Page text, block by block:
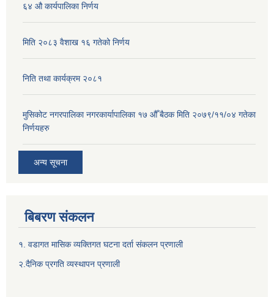
६४ औ कार्यपालिका निर्णय
मिति २०८३ वैशाख १६ गतेको निर्णय
निति तथा कार्यक्रम २०८१
मुसिकोट नगरपालिका नगरकार्यापालिका १७ औँ बैठक मिति २०७९/११/०४ गतेका
निर्णयहरु
अन्य सूचना
बिबरण संकलन
१. वडागत मासिक व्यक्तिगत घटना दर्ता संकलन प्रणाली
२.दैनिक प्रगति व्यस्थापन प्रणाली